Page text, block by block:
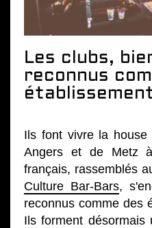
Les clubs,
reconnus
Ils font vivre la
Angers et de Metz
français, rassemblés
Culture Bar-Bars,
reconnus comme des
Ils forment